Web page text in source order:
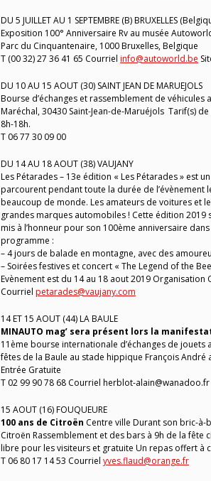
DU 5 JUILLET AU 1 SEPTEMBRE (B) BRUXELLES
Exposition 100° Anniversaire Rv au musée
Parc du Cinquantenaire, 1000 Bruxelles, Belgique
T (00 32) 27 36 41 65 Courriel info@autoworld.be
DU 10 AU 15 AOUT (30) SAINT JEAN DE MARUEJOLS
Bourse d’échanges et rassemblement de véhicules
Maréchal, 30430 Saint-Jean-de-Maruéjols Tarif(s)
8h-18h.
T 06 77 30 09 00
DU 14 AU 18 AOUT (38) VAUJANY
Les Pétarades – 13e édition « Les Pétarades » est
parcourent pendant toute la durée de l’évènement
beaucoup de monde. Les amateurs de voitures et
grandes marques automobiles ! Cette édition
mis à l’honneur pour son 100ème anniversaire
programme :
– 4 jours de balade en montagne, avec des
– Soirées festives et concert « The Legend of the
Evènement est du 14 au 18 aout 2019 Organisation
Courriel petarades@vaujany.com
14 ET 15 AOUT (44) LA BAULE
MINAUTO mag’ sera présent lors la
11ème bourse internationale d’échanges de
fêtes de la Baule au stade hippique François André
Entrée Gratuite
T 02 99 90 78 68 Courriel herblot-alain@wanadoo.fr
15 AOUT (16) FOUQUEURE
100 ans de Citroën Centre ville Durant son bric-à-
Citroën Rassemblement et des bars à 9h de la fête
libre pour les visiteurs et gratuite Un repas offert à
T 06 80 17 14 53 Courriel yves.flaud@orange.fr